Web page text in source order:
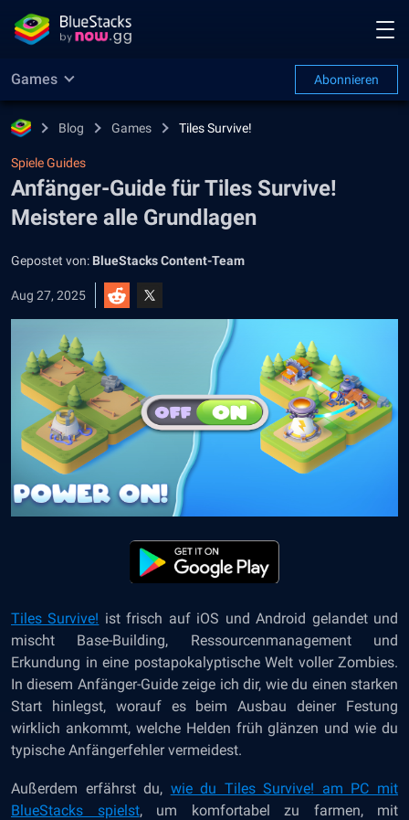
Games Abonnieren
Blog Games Tiles Survive!
Spiele Guides
Anfänger-Guide für Tiles Survive!
Meistere alle Grundlagen
Gepostet von: BlueStacks Content-Team
Aug 27, 2025
Tiles Survive! ist frisch auf iOS und Android gelandet und
mischt Base-Building, Ressourcenmanagement und
Erkundung in eine postapokalyptische Welt voller Zombies.
In diesem Anfänger-Guide zeige ich dir, wie du einen starken
Start hinlegst, worauf es beim Ausbau deiner Festung
wirklich ankommt, welche Helden früh glänzen und wie du
typische Anfängerfehler vermeidest.
Außerdem erfährst du, wie du Tiles Survive! am PC mit
BlueStacks spielst, um komfortabel zu farmen, mit